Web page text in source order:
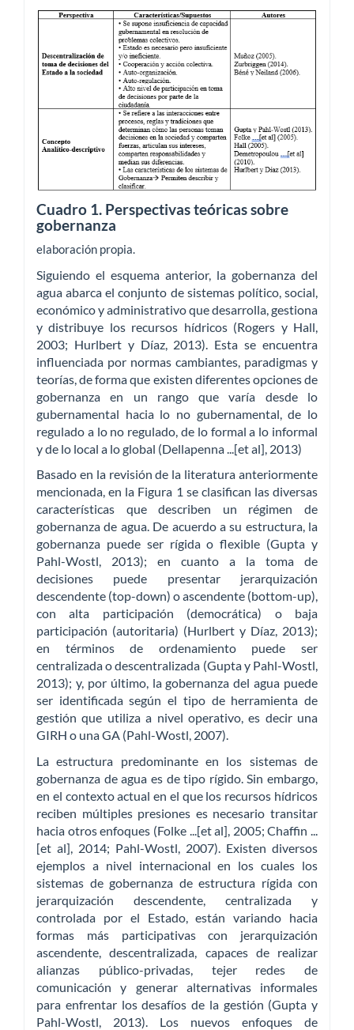
Cuadro 1. Perspectivas teóricas sobre
gobernanza
elaboración propia.
Siguiendo el esquema anterior, la gobernanza del
agua abarca el conjunto de sistemas político, social,
económico y administrativo que desarrolla, gestiona
y distribuye los recursos hídricos (Rogers y Hall,
2003; Hurlbert y Díaz, 2013). Esta se encuentra
influenciada por normas cambiantes, paradigmas y
teorías, de forma que existen diferentes opciones de
gobernanza en un rango que varía desde lo
gubernamental hacia lo no gubernamental, de lo
regulado a lo no regulado, de lo formal a lo informal
y de lo local a lo global (Dellapenna ...[et al], 2013)
Basado en la revisión de la literatura anteriormente
mencionada, en la Figura 1 se clasifican las diversas
características que describen un régimen de
gobernanza de agua. De acuerdo a su estructura, la
gobernanza puede ser rígida o flexible (Gupta y
Pahl-Wostl, 2013); en cuanto a la toma de
decisiones puede presentar jerarquización
descendente (top-down) o ascendente (bottom-up),
con alta participación (democrática) o baja
participación (autoritaria) (Hurlbert y Díaz, 2013);
en términos de ordenamiento puede ser
centralizada o descentralizada (Gupta y Pahl-Wostl,
2013); y, por último, la gobernanza del agua puede
ser identificada según el tipo de herramienta de
gestión que utiliza a nivel operativo, es decir una
GIRH o una GA (Pahl-Wostl, 2007).
La estructura predominante en los sistemas de
gobernanza de agua es de tipo rígido. Sin embargo,
en el contexto actual en el que los recursos hídricos
reciben múltiples presiones es necesario transitar
hacia otros enfoques (Folke ...[et al], 2005; Chaffin ...
[et al], 2014; Pahl-Wostl, 2007). Existen diversos
ejemplos a nivel internacional en los cuales los
sistemas de gobernanza de estructura rígida con
jerarquización descendente, centralizada y
controlada por el Estado, están variando hacia
formas más participativas con jerarquización
ascendente, descentralizada, capaces de realizar
alianzas público-privadas, tejer redes de
comunicación y generar alternativas informales
para enfrentar los desafíos de la gestión (Gupta y
Pahl-Wostl, 2013). Los nuevos enfoques de